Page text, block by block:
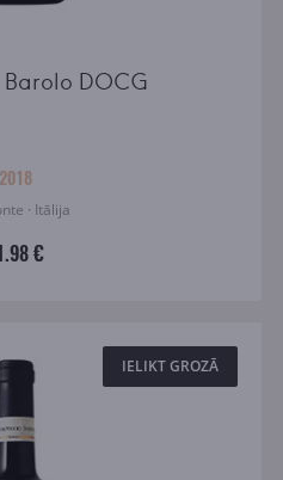
Barolo DOCG
2018
· Itālija
€
IELIKT GROZĀ